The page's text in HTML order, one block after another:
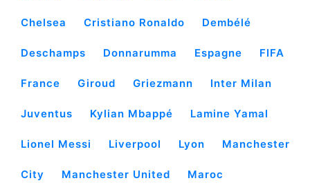
Chelsea Cristiano Ronaldo Dembélé
Deschamps Donnarumma Espagne FIFA
France Giroud Griezmann Inter Milan
Juventus Kylian Mbappé Lamine Yamal
Lionel Messi Liverpool Lyon Manchester
City Manchester United Maroc